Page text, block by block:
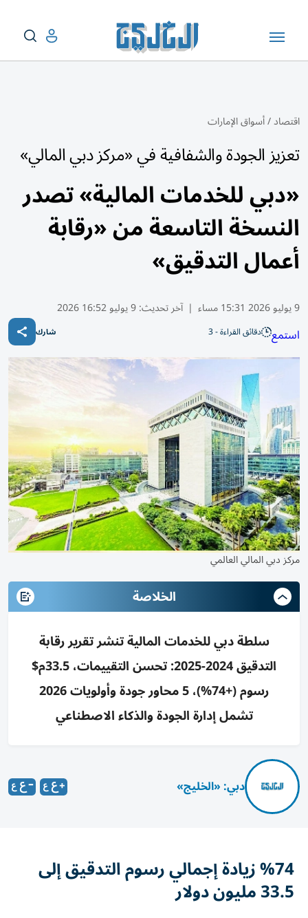
اقتصاد/أسواق الإمارات
تعزيز الجودة والشفافية في «مركز دبي المالي»
«دبي للخدمات المالية» تصدر
النسخة التاسعة من «رقابة
أعمال التدقيق»
9 يوليو 2026 15:31 مساء | آخر تحديث:9 يوليو 16:52 2026
استمع دقائق القراءة - 3 شارك
مركز دبي المالي العالمي
الخلاصة
سلطة دبي للخدمات المالية تنشر تقرير رقابة
التدقيق 2024-2025: تحسن التقييمات، 33.5م$
رسوم (+74%)، 5 محاور جودة وأولويات 2026
تشمل إدارة الجودة والذكاء الاصطناعي
دبي: «الخليج»
%74 زيادة إجمالي رسوم التدقيق إلى
33.5 مليون دولار